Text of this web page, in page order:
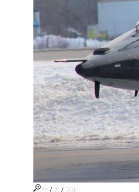
中 / 大 / フル